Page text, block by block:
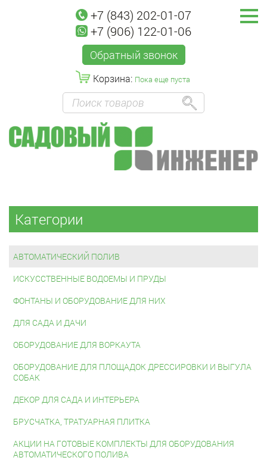
+7 (843) 202-01-07
+7 (906) 122-01-06
Обратный звонок
Корзина: Пока еще пуста
Категории
АВТОМАТИЧЕСКИЙ ПОЛИВ
ИСКУССТВЕННЫЕ ВОДОЕМЫ И ПРУДЫ
ФОНТАНЫ И ОБОРУДОВАНИЕ ДЛЯ НИХ
ДЛЯ САДА И ДАЧИ
ОБОРУДОВАНИЕ ДЛЯ ВОРКАУТА
ОБОРУДОВАНИЕ ДЛЯ ПЛОЩАДОК ДРЕССИРОВКИ И ВЫГУЛА
СОБАК
ДЕКОР ДЛЯ САДА И ИНТЕРЬЕРА
БРУСЧАТКА, ТРАТУАРНАЯ ПЛИТКА
АКЦИИ НА ГОТОВЫЕ КОМПЛЕКТЫ ДЛЯ ОБОРУДОВАНИЯ
АВТОМАТИЧЕСКОГО ПОЛИВА